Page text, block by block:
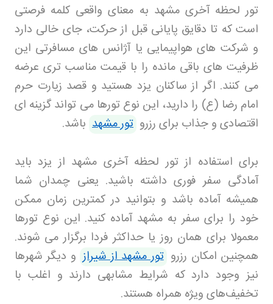
تور لحظه آخری مشهد به معنای واقعی کلمه فرصتی
است که تا دقایق پایانی قبل از حرکت، جای خالی دارد
و شرکت های هواپیمایی یا آژانس های مسافرتی این
ظرفیت های باقی مانده را با قیمت مناسب تری عرضه
می کنند. اگر از ساکنان یزد هستید و قصد زیارت حرم
امام رضا (ع) را دارید، این نوع تورها می تواند گزینه ای
اقتصادی و جذاب برای رزرو تور مشهد باشد.
برای استفاده از تور لحظه آخری مشهد از یزد باید
آمادگی سفر فوری داشته باشید. یعنی چمدان شما
همیشه آماده باشد و بتوانید در کمترین زمان ممکن
خود را برای سفر به مشهد آماده کنید. این نوع تورها
معمولا برای همان روز یا حداکثر فردا برگزار می شوند.
همچنین امکان رزرو تور مشهد از شیراز و دیگر شهرها
نیز وجود دارد که شرایط مشابهی دارند و اغلب با
تخفیف‌های ویژه همراه هستند.